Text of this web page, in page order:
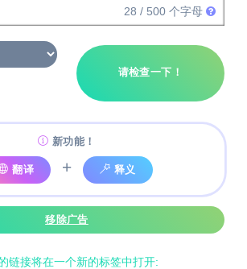
28 / 500 个字母
请检查一下！
新功能！
翻译 + 释义
移除广告
链接将在一个新的标签中打开: